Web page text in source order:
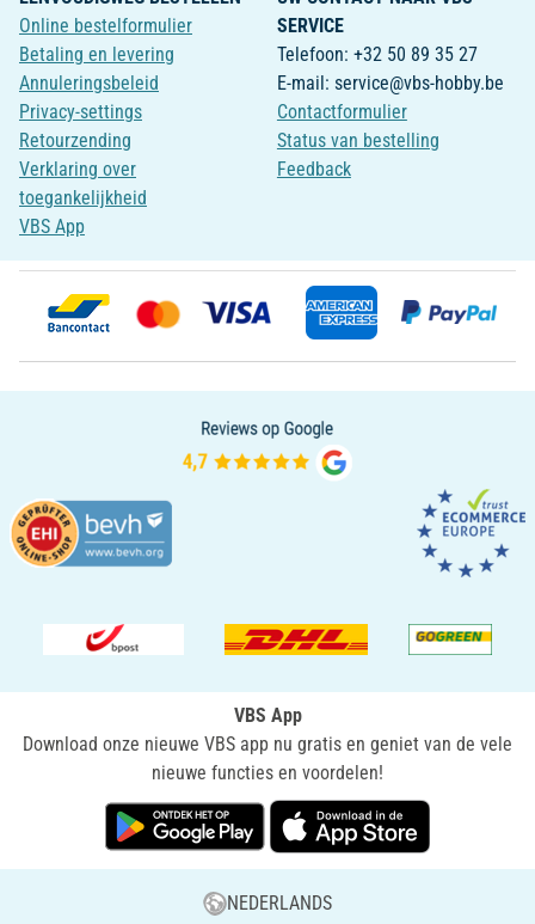
Online bestelformulier
Betaling en levering
Annuleringsbeleid
Privacy-settings
Retourzending
Verklaring over
toegankelijkheid
VBS App
SERVICE
Telefoon: +32 50 89 35 27
E-mail: service@vbs-hobby.be
Contactformulier
Status van bestelling
Feedback
VBS App
Download onze nieuwe VBS app nu gratis en geniet van de vele
nieuwe functies en voordelen!
NEDERLANDS